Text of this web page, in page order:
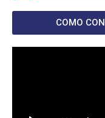
COMO